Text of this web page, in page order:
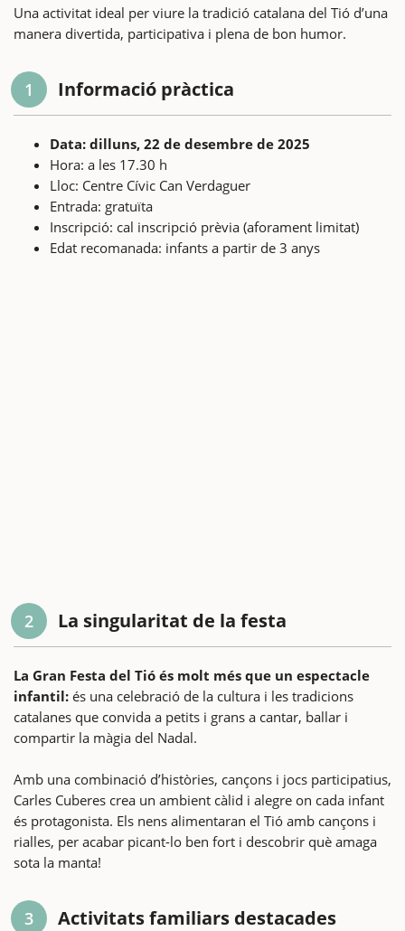
Una activitat ideal per viure la tradició catalana del Tió d’una
manera divertida, participativa i plena de bon humor.
1 Informació pràctica
Data: dilluns, 22 de desembre de 2025
Hora: a les 17.30 h
Lloc: Centre Cívic Can Verdaguer
Entrada: gratuïta
Inscripció: cal inscripció prèvia (aforament limitat)
Edat recomanada: infants a partir de 3 anys
2 La singularitat de la festa
La Gran Festa del Tió és molt més que un espectacle
infantil: és una celebració de la cultura i les tradicions
catalanes que convida a petits i grans a cantar, ballar i
compartir la màgia del Nadal.
Amb una combinació d’històries, cançons i jocs participatius,
Carles Cuberes crea un ambient càlid i alegre on cada infant
és protagonista. Els nens alimentaran el Tió amb cançons i
rialles, per acabar picant-lo ben fort i descobrir què amaga
sota la manta!
3 Activitats familiars destacades